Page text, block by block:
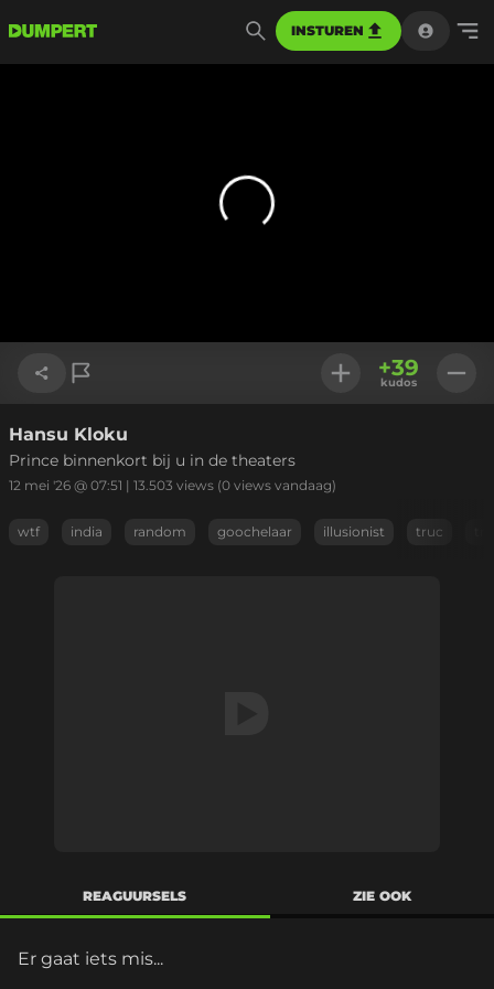
INSTUREN
Link kopiëren
+39
kudos
Hansu Kloku
Prince binnenkort bij u in de theaters
12 mei '26 @ 07:51 | 13.503 views (0 views vandaag)
wtf india random goochelaar illusionist truc
REAGUURSELS ZIE OOK
Er gaat iets mis...